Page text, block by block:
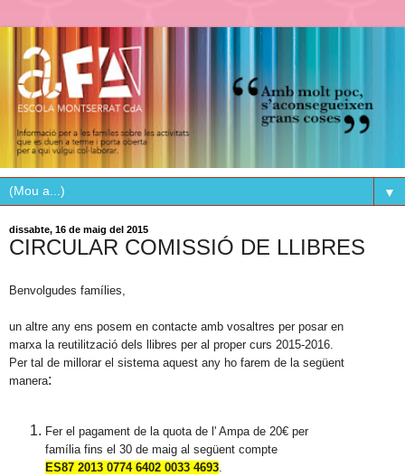
▼
dissabte, 16 de maig del 2015
CIRCULAR COMISSIÓ DE LLIBRES
Benvolgudes famílies,
un altre any ens posem en contacte amb vosaltres per posar en
marxa la reutilització dels llibres per al proper curs 2015-2016.
Per tal de millorar el sistema aquest any ho farem de la següent
manera:
Fer el pagament de la quota de l' Ampa de 20€ per
família fins el 30 de maig al següent compte
ES87 2013 0774 6402 0033 4693.